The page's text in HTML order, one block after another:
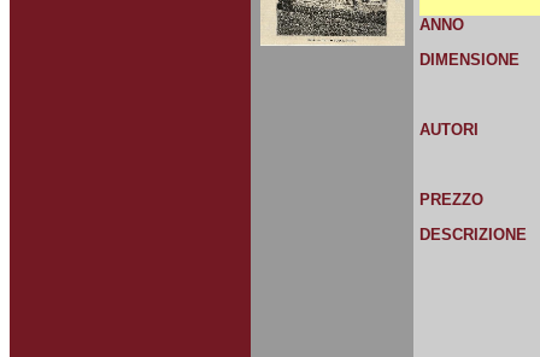
ANNO
DIMENSIONE
AUTORI
PREZZO
DESCRIZIONE